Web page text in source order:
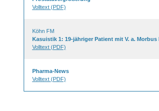
Volltext (PDF)
Köhn FM
Kasuistik 1: 19-jähriger Patient mit V. a. Morbus
Volltext (PDF)
Pharma-News
Volltext (PDF)